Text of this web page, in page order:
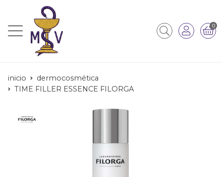
0
inicio
dermocosmética
TIME FILLER ESSENCE FILORGA